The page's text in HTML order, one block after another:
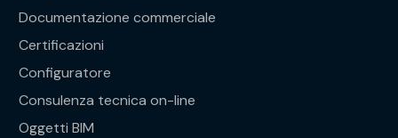
Documentazione commerciale
Certificazioni
Configuratore
Consulenza tecnica on-line
Oggetti BIM